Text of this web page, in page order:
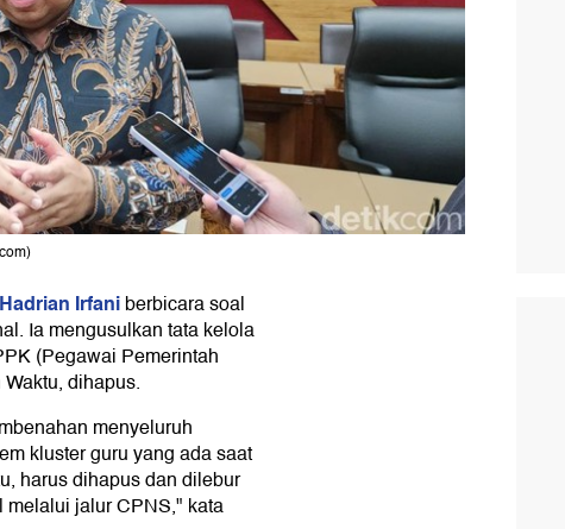
Irfaniberbicara soal
Ia mengusulkan tata kelola
(Pegawai Pemerintah
dihapus.
menyeluruh
kluster guru yang ada saat
harus dihapus dan dilebur
jalur CPNS," kata